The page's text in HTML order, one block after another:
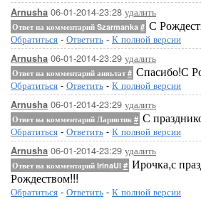
Arnusha 06-01-2014-23:28 удалить
Ответ на комментарий Szarmanka # С
Обратиться - Ответить - К полной версии
Arnusha 06-01-2014-23:29 удалить
Ответ на комментарий аняьтат# Спасибо!С
Обратиться - Ответить - К полной версии
Arnusha 06-01-2014-23:29 удалить
Ответ на комментарий Лариотик # С
Обратиться - Ответить - К полной версии
Arnusha 06-01-2014-23:29 удалить
Ответ на комментарий IrinaUl # Ирочка,с
Рождеством!!!
Обратиться - Ответить - К полной версии